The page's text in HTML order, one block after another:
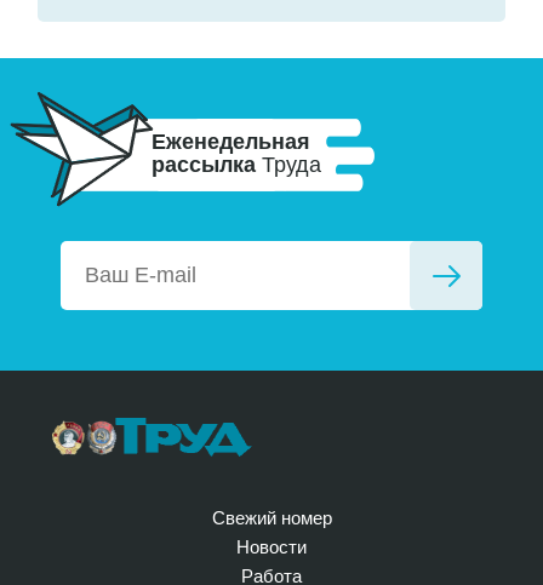
Еженедельная
рассылка Труда
Свежий номер
Новости
Работа